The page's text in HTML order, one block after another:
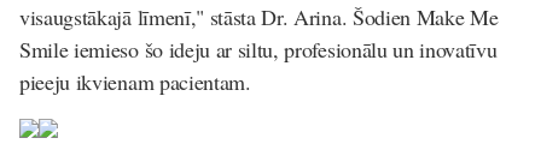
visaugstākajā līmenī," stāsta Dr. Arina. Šodien Make Me
Smile iemieso šo ideju ar siltu, profesionālu un inovatīvu
pieeju ikvienam pacientam.